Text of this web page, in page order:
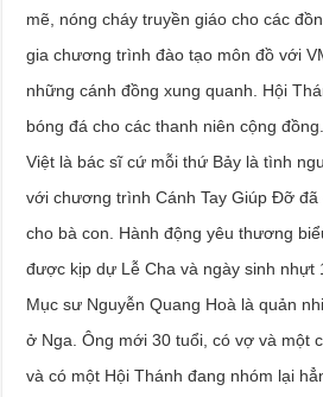
mẽ, nóng cháy truyền giáo cho các
gia chương trình đào tạo môn đồ với
những cánh đồng xung quanh. Hội
bóng đá cho các thanh niên cộng
Việt là bác sĩ cứ mỗi thứ Bảy là tình
với chương trình Cánh Tay Giúp Đỡ
cho bà con. Hành động yêu thương
được kịp dự Lễ Cha và ngày sinh nhựt
Mục sư Nguyễn Quang Hoà là quản
ở Nga. Ông mới 30 tuổi, có vợ và một
và có một Hội Thánh đang nhóm lại